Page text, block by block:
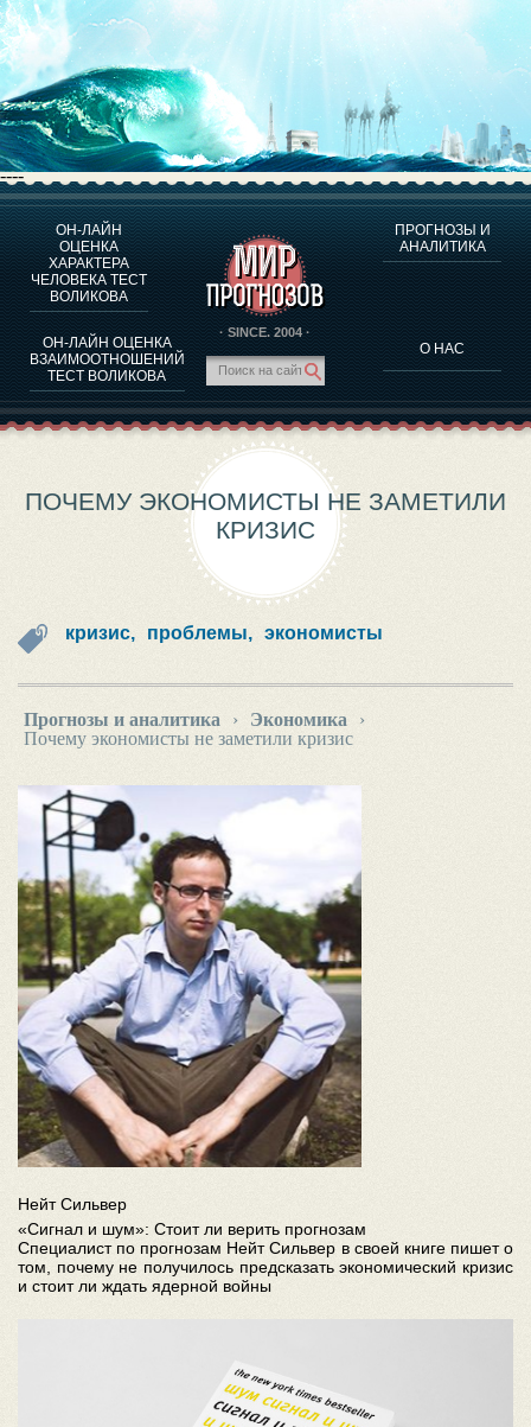
----
ОН-ЛАЙН
ОЦЕНКА
ХАРАКТЕРА
ЧЕЛОВЕКА ТЕСТ
ВОЛИКОВА
ОН-ЛАЙН ОЦЕНКА
ВЗАИМООТНОШЕНИЙ
ТЕСТ ВОЛИКОВА
· SINCE. 2004 ·
ПРОГНОЗЫ И
АНАЛИТИКА
О НАС
О ПРОГРАММЕ
ОЦЕНКА ХАРАКТЕРA ЧЕЛОВЕКА
ОЦЕНКА ХАРАКТЕРА ВЫДАЮЩИХСЯ ЛИЧНОСТЕЙ
О ПРОГРАММЕ
ТЕСТ НА СОВМЕСТИМОСТЬ ВОЛИКОВА
ПРОГНОЗЫ И АНАЛИТИКА
ПОЧЕМУ ЭКОНОМИСТЫ НЕ ЗАМЕТИЛИ
КРИЗИС
кризис, проблемы, экономисты
Прогнозы и аналитика › Экономика
›
Почему экономисты не заметили кризис
Нейт Сильвер
«Сигнал и шум»: Стоит ли верить прогнозам
Специалист по прогнозам Нейт Сильвер в своей книге пишет о
том, почему не получилось предсказать экономический кризис
и стоит ли ждать ядерной войны